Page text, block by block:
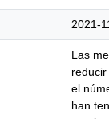
2021-
Las
el
han